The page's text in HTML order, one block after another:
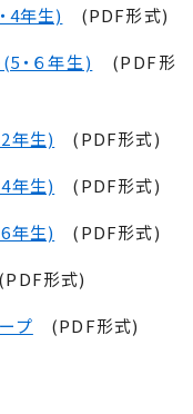
4年生)
(PDF形式)
・６年生)
(PDF形
年生)
(PDF形式)
年生)
(PDF形式)
年生)
(PDF形式)
形式)
プ (PDF形式)